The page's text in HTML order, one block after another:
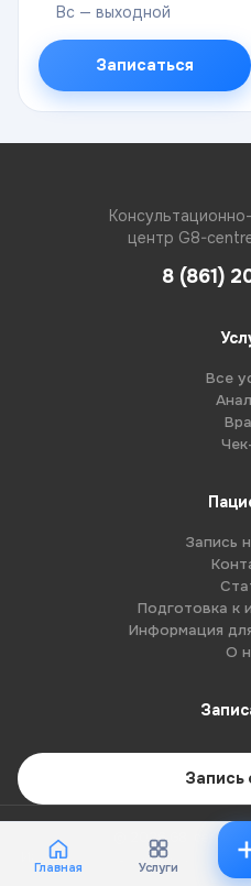
Вс — выходной
Записаться
центр G8-
8 (861)
Все
Запись
Подготовка к
Информация
О
Запись
© 2026 G8-centre.
Имеются противопоказания.
Главная Услуги